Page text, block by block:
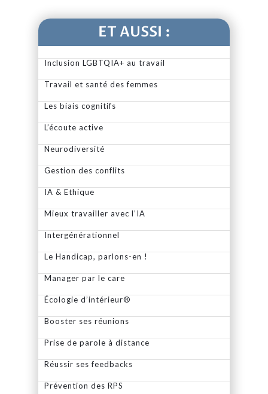
ET AUSSI :
Inclusion LGBTQIA+ au travail
Travail et santé des femmes
Les biais cognitifs
L’écoute active
Neurodiversité
Gestion des conflits
IA & Ethique
Mieux travailler avec l’IA
Intergénérationnel
Le Handicap, parlons-en !
Manager par le care
Écologie d’intérieur®
Booster ses réunions
Prise de parole à distance
Réussir ses feedbacks
Prévention des RPS